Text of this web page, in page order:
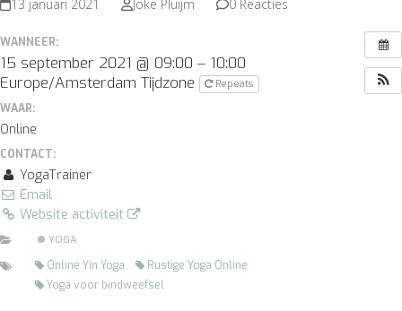
13 januari 2021 Joke Pluijm 0 Reacties
WANNEER:
15 september 2021 @ 09:00 – 10:00
Europe/Amsterdam Tijdzone
Repeats
WAAR:
Online
CONTACT:
YogaTrainer
Email
Website activiteit
YOGA
Online Yin Yoga
Rustige Yoga Online
Yoga voor bindweefsel